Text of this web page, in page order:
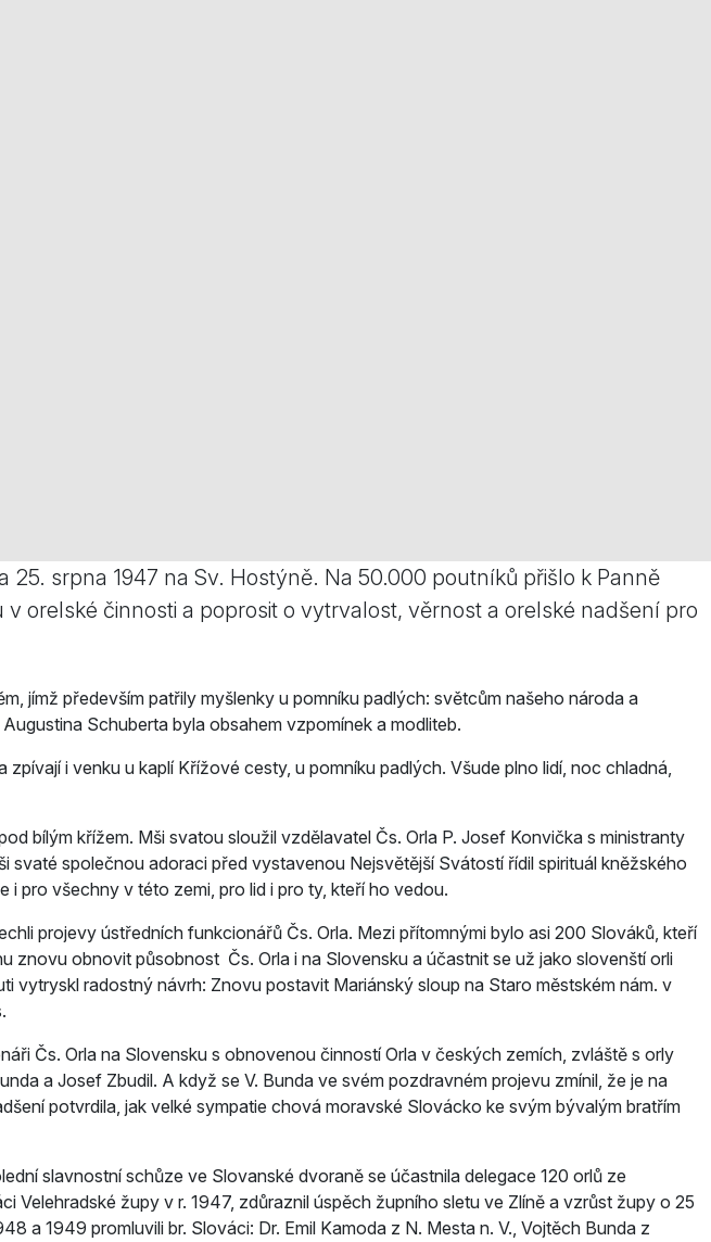
srpna 1947 na Sv. Hostýně. Na 50.000 poutníků přišlo k Panně
orelské činnosti a poprosit o vytrvalost, věrnost a orelské nadšení pro
jímž především patřily myšlenky u pomníku padlých: světcům našeho národa a
Schuberta byla obsahem vzpomínek a modliteb.
i venku u kaplí Křížové cesty, u pomníku padlých. Všude plno lidí, noc chladná,
bílým křížem. Mši svatou sloužil vzdělavatel Čs. Orla P. Josef Konvička s ministranty
svaté společnou adoraci před vystavenou Nejsvětější Svátostí řídil spirituál kněžského
i pro všechny v této zemi, pro lid i pro ty, kteří ho vedou.
projevy ústředních funkcionářů Čs. Orla. Mezi přítomnými bylo asi 200 Slováků, kteří
znovu obnovit působnost ­ Čs. Orla i na Slovensku a účastnit se už jako slovenští orli
radostný návrh: Znovu postavit Mariánský sloup na Staro­ městském nám. v
Čs. Orla na Slovensku s obnovenou činností Orla v českých zemích, zvláště s orly
a Josef Zbudil. A když se V. Bunda ve svém pozdravném projevu zmínil, že je na
potvrdila, jak velké sympatie chová moravské Slovácko ke svým bývalým bratřím
slavnostní schůze ve Slovanské dvoraně se účastnila delegace 120 orlů ze
Velehradské župy v r. 1947, zdůraznil úspěch župního sletu ve Zlíně a vzrůst župy o 25
a 1949 promluvili br. Slováci: Dr. Emil Kamoda z N. Mesta n. V., Vojtěch Bunda z